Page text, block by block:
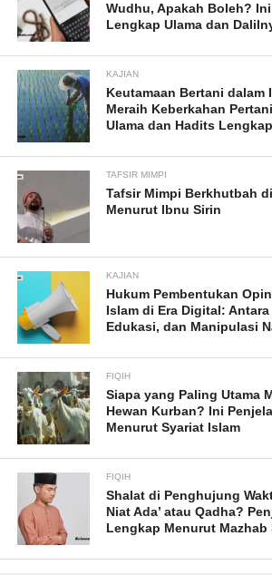
Wudhu, Apakah Boleh?
Lengkap Ulama dan
KAJIAN
Keutamaan Bertani dalam
Meraih Keberkahan
Ulama dan Hadits Lengkap
TAFSIR MIMPI
Tafsir Mimpi Berkhutbah
Menurut Ibnu Sirin
KAJIAN
Hukum Pembentukan
Islam di Era Digital: Antara
Edukasi, dan Manipulasi
FIQIH
Siapa yang Paling Utama
Hewan Kurban? Ini
Menurut Syariat Islam
FIQIH
Shalat di Penghujung
Niat Ada’ atau Qadha?
Lengkap Menurut Mazhab